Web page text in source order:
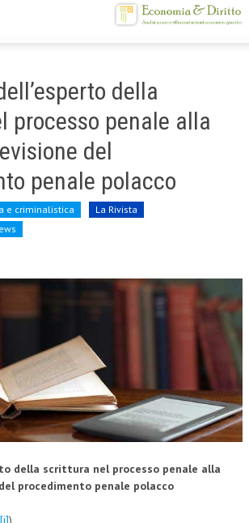
E STATUTO
2015
della
processo penale alla
del
penale polacco
e criminalistica
La Rivista
della scrittura nel processo penale alla
procedimento penale polacco
[i])